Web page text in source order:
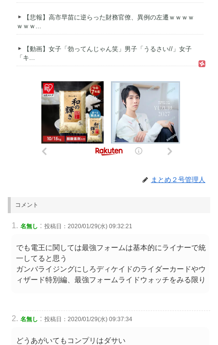
【悲報】高市早苗に逆らった財務官僚、異例の左遷ｗｗｗｗ
ｗｗｗ...
【動画】女子「勃ってんじゃん笑」男子「うるさい//」女子
「キ...
まとめ２号管理人
コメント
名無し : 投稿日：2020/01/29(水) 09:32:21
でも電王に関しては最強フォームは基本的にライナーで統
一してると思う
ガンバライジングにしろディケイドのライダーカードやウ
ィザード特別編、最強フォームライドウォッチをみる限り
名無し : 投稿日：2020/01/29(水) 09:37:34
どうあがいてもコンプリはダサい